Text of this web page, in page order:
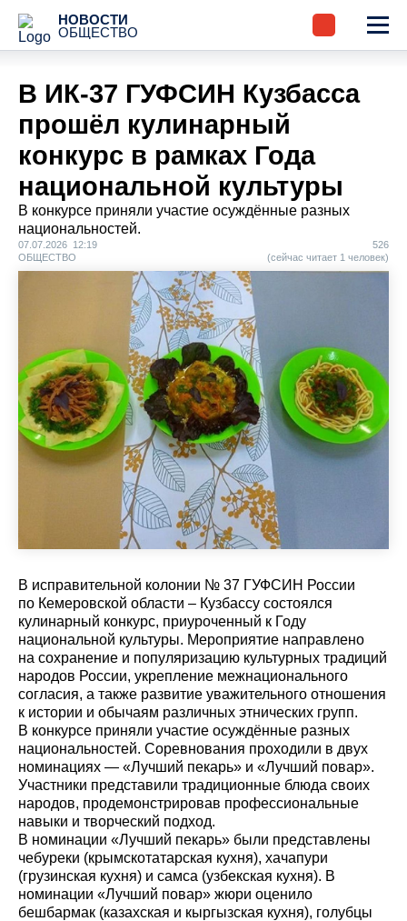
НОВОСТИ
ОБЩЕСТВО
В ИК-37 ГУФСИН Кузбасса
прошёл кулинарный
конкурс в рамках Года
национальной культуры
В конкурсе приняли участие осуждённые разных
национальностей.
07.07.2026 12:19
ОБЩЕСТВО
526
(сейчас читает 1 человек)
В исправительной колонии № 37 ГУФСИН России
по Кемеровской области – Кузбассу состоялся
кулинарный конкурс, приуроченный к Году
национальной культуры. Мероприятие направлено
на сохранение и популяризацию культурных традиций
народов России, укрепление межнационального
согласия, а также развитие уважительного отношения
к истории и обычаям различных этнических групп.
В конкурсе приняли участие осуждённые разных
национальностей. Соревнования проходили в двух
номинациях — «Лучший пекарь» и «Лучший повар».
Участники представили традиционные блюда своих
народов, продемонстрировав профессиональные
навыки и творческий подход.
В номинации «Лучший пекарь» были представлены
чебуреки (крымскотатарская кухня), хачапури
(грузинская кухня) и самса (узбекская кухня). В
номинации «Лучший повар» жюри оценило
бешбармак (казахская и кыргызская кухня), голубцы